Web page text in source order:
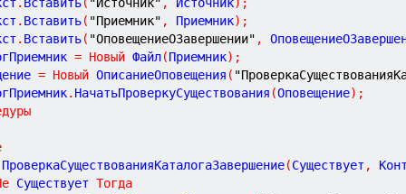
. Вставить( "Приемник" , Приемник) ;
. Вставить( "ОповещениеОЗавершении" ,
= Новый Файл(Приемник) ;
= Новый ОписаниеОповещения (
. НачатьПроверкуСуществования (Оповещение) ;
ПроверкаСуществованияКаталогаЗавершение(Существует ,
Существует Тогда